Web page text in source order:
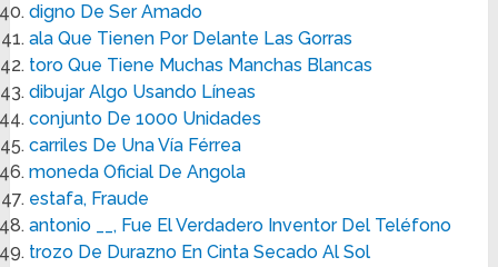
digno De Ser Amado
ala Que Tienen Por Delante Las Gorras
toro Que Tiene Muchas Manchas Blancas
dibujar Algo Usando Líneas
conjunto De 1000 Unidades
carriles De Una Vía Férrea
moneda Oficial De Angola
estafa, Fraude
antonio __, Fue El Verdadero Inventor Del Teléfono
trozo De Durazno En Cinta Secado Al Sol